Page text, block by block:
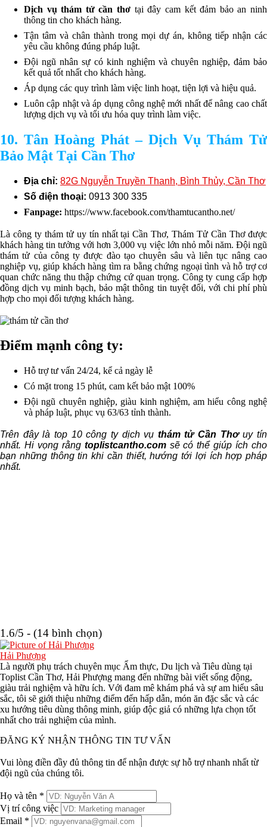
Dịch vụ thám tử cần thơ tại đây cam kết đảm bảo an ninh
thông tin cho khách hàng.
Tận tâm và chân thành trong mọi dự án, không tiếp nhận các
yêu cầu không đúng pháp luật.
Đội ngũ nhân sự có kinh nghiệm và chuyên nghiệp, đảm bảo
kết quả tốt nhất cho khách hàng.
Áp dụng các quy trình làm việc linh hoạt, tiện lợi và hiệu quả.
Luôn cập nhật và áp dụng công nghệ mới nhất để nâng cao chất
lượng dịch vụ và tối ưu hóa quy trình làm việc.
10. Tân Hoàng Phát – Dịch Vụ Thám Tử
Bảo Mật Tại Cần Thơ
Địa chỉ: 82G Nguyễn Truyền Thanh, Bình Thủy, Cần Thơ
Số điện thoại: 0913 300 335
Fanpage: https://www.facebook.com/thamtucantho.net/
Là công ty thám tử uy tín nhất tại Cần Thơ, Thám Tử Cần Thơ được
khách hàng tin tưởng với hơn 3,000 vụ việc lớn nhỏ mỗi năm. Đội ngũ
thám tử của công ty được đào tạo chuyên sâu và liên tục nâng cao
nghiệp vụ, giúp khách hàng tìm ra bằng chứng ngoại tình và hỗ trợ cơ
quan chức năng thu thập chứng cứ quan trọng. Công ty cung cấp hợp
đồng dịch vụ minh bạch, bảo mật thông tin tuyệt đối, với chi phí phù
hợp cho mọi đối tượng khách hàng.
Điểm mạnh công ty:
Hỗ trợ tư vấn 24/24, kể cả ngày lễ
Có mặt trong 15 phút, cam kết bảo mật 100%
Đội ngũ chuyên nghiệp, giàu kinh nghiệm, am hiểu công nghệ
và pháp luật, phục vụ 63/63 tỉnh thành.
Trên đây là top 10 công ty dịch vụ thám tử Cần Thơuy tín
nhất. Hi vọng rằng toplistcantho.com sẽ có thể giúp ích cho
bạn những thông tin khi cần thiết, hướng tới lợi ích hợp pháp
nhất.
1.6/5 - (14 bình chọn)
Hải Phượng
Là người phụ trách chuyên mục Ẩm thực, Du lịch và Tiêu dùng tại
Toplist Cần Thơ, Hải Phượng mang đến những bài viết sống động,
giàu trải nghiệm và hữu ích. Với đam mê khám phá và sự am hiểu sâu
sắc, tôi sẽ giới thiệu những điểm đến hấp dẫn, món ăn đặc sắc và các
xu hướng tiêu dùng thông minh, giúp độc giả có những lựa chọn tốt
nhất cho trải nghiệm của mình.
ĐĂNG KÝ NHẬN THÔNG TIN TƯ VẤN
Vui lòng điền đầy đủ thông tin để nhận được sự hỗ trợ nhanh nhất từ
đội ngũ của chúng tôi.
Họ và tên *
Vị trí công việc
Email *